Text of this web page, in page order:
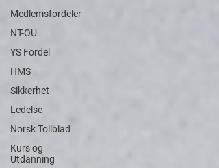
Medlemsfordeler
NT-OU
YS Fordel
HMS
Sikkerhet
Ledelse
Norsk Tollblad
Kurs og
Utdanning